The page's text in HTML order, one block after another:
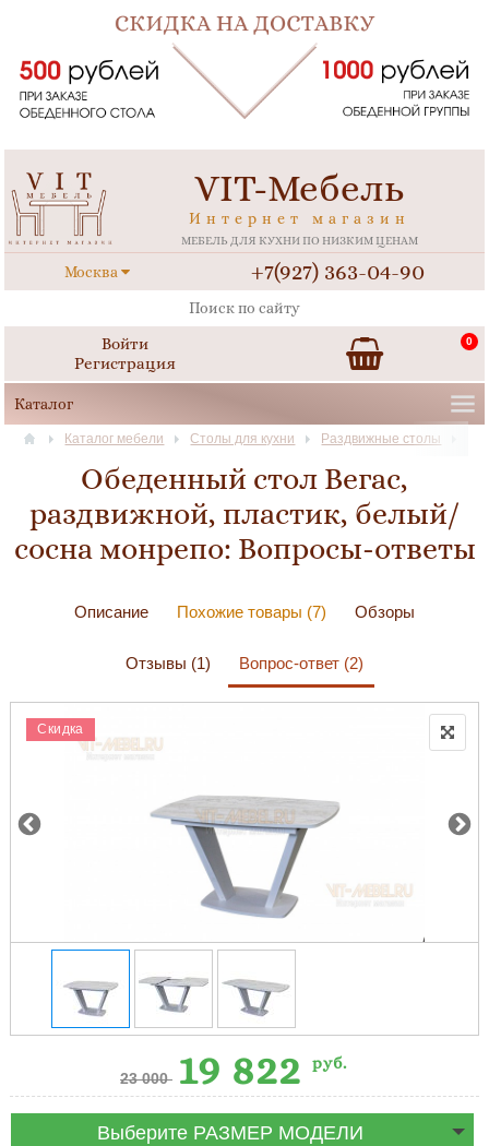
VIT-Мебель
Интернет магазин
МЕБЕЛЬ ДЛЯ КУХНИ ПО НИЗКИМ ЦЕНАМ
Москва +7(927) 363-04-90
Войти
Регистрация
0
Каталог мебели Столы для кухни Раздвижные столы
Обеденный стол Вегас,
раздвижной, пластик, белый/
сосна монрепо: Вопросы-ответы
Описание Похожие товары (7) Обзоры
Отзывы (1) Вопрос-ответ (2)
Скидка
23 000 19 822 руб.
Выберите РАЗМЕР МОДЕЛИ